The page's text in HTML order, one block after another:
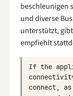
beschleunigen
und diverse
unterstützt,
empfiehlt
If the
connect, as